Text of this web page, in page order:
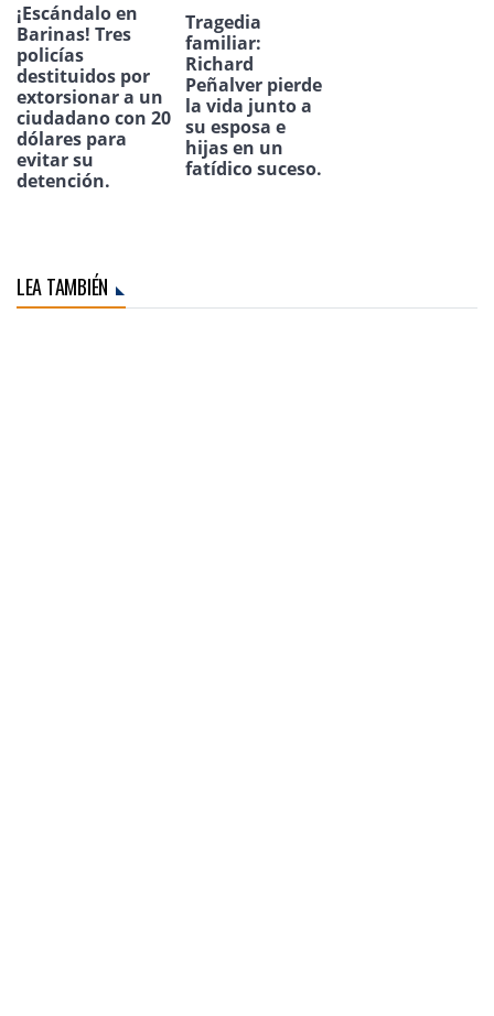
¡Escándalo en
Barinas! Tres
policías
destituidos por
extorsionar a un
ciudadano con 20
dólares para
evitar su
detención.
Tragedia
familiar:
Richard
Peñalver pierde
la vida junto a
su esposa e
hijas en un
fatídico suceso.
LEA TAMBIÉN